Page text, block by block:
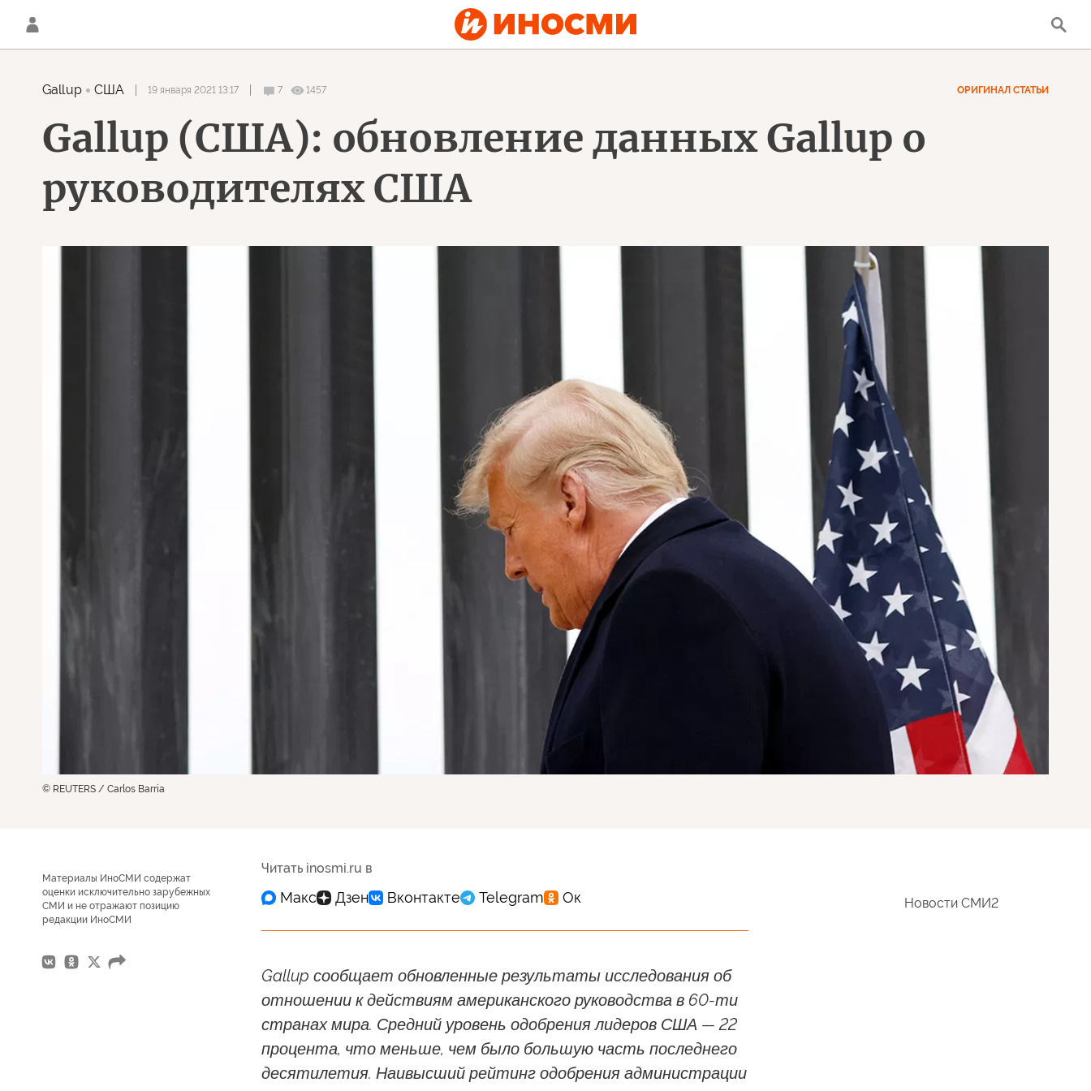
Gallup США 19 января 2021 13:17 7 1457 ОРИГИНАЛ СТАТЬИ
Gallup (США): обновление данных Gallup о
руководителях США
© REUTERS / Carlos Barria
Материалы ИноСМИ содержат
оценки исключительно зарубежных
СМИ и не отражают позицию
редакции ИноСМИ
Читать inosmi.ru в
Gallup сообщает обновленные результаты исследования об
отношении к действиям американского руководства в 60-ти
странах мира. Средний уровень одобрения лидеров США — 22
процента, что меньше, чем было большую часть последнего
десятилетия. Наивысший рейтинг одобрения администрации
Новости СМИ2